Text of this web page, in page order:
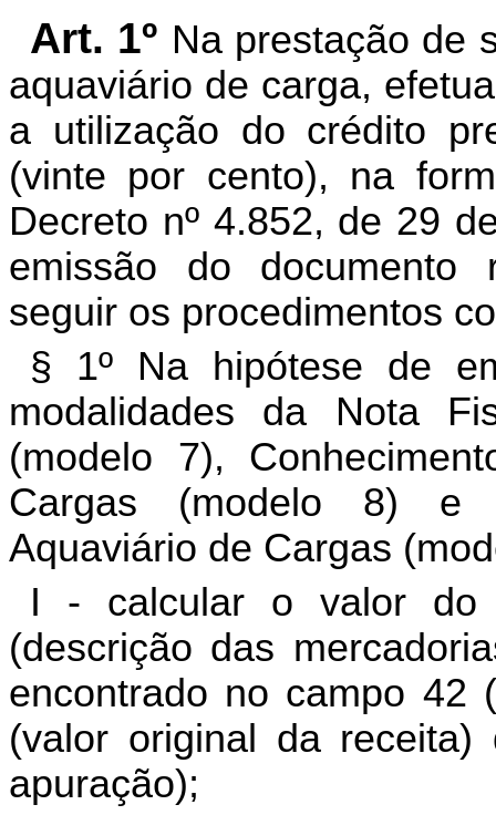
Art. 1º Na prestação de
aquaviário de carga,
a utilização do crédito
(vinte por cento), na
Decreto nº 4.852, de 29
emissão do documento
seguir os procedimentos
§ 1º Na hipótese de
modalidades da Nota
(modelo 7),
Cargas (modelo 8) e
Aquaviário de Cargas
I - calcular o valor do
(descrição das
encontrado no campo 42
(valor original da
apuração);